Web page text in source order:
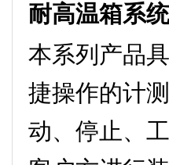
耐高温箱系
本系列产品
捷操作的计
动、停止、